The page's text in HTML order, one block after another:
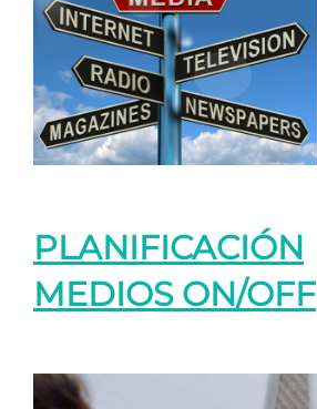
PLANIFICACIÓN
MEDIOS ON/OFF